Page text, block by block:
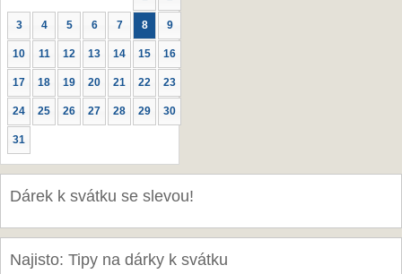
3 4 5 6 7 8 9
10 11 12 13 14 15 16
17 18 19 20 21 22 23
24 25 26 27 28 29 30
31
Dárek k svátku se slevou!
Najisto: Tipy na dárky k svátku